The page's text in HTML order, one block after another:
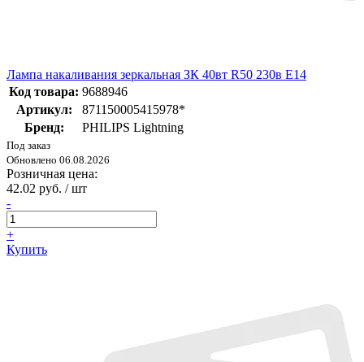
Лампа накаливания зеркальная ЗК 40вт R50 230в E14
Код товара: 9688946
Артикул:
871150005415978*
Бренд:
PHILIPS Lightning
Под заказ
Обновлено 06.08.2026
Розничная цена:
42.02 руб. / шт
-
+
Купить